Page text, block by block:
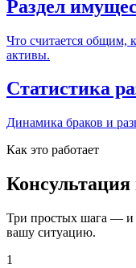
Раздел
Что считается общим,
активы.
Статистика
Динамика браков и
Как это работает
Три простых шага — и
вашу ситуацию.
1